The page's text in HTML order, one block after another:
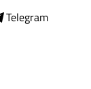
Telegram